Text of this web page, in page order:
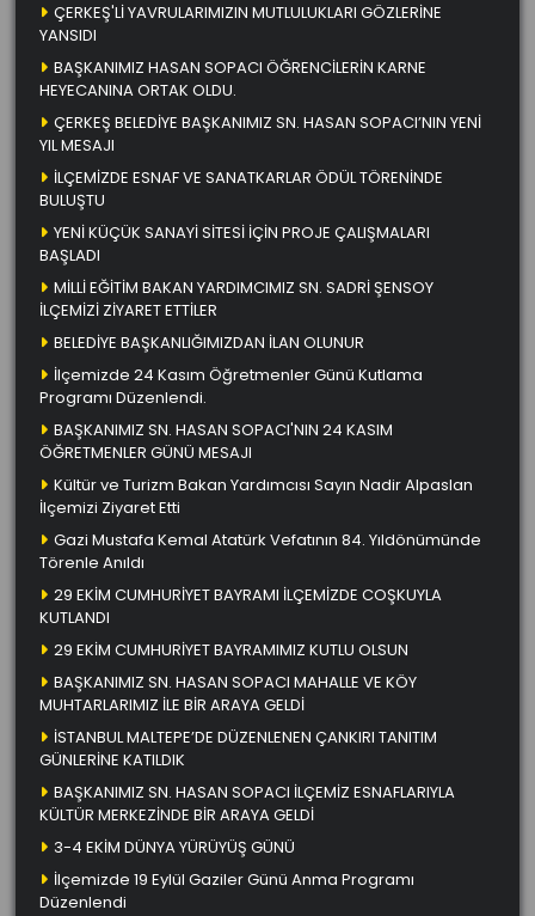
ÇERKEŞ'Lİ YAVRULARIMIZIN MUTLULUKLARI GÖZLERİNE
YANSIDI
BAŞKANIMIZ HASAN SOPACI ÖĞRENCİLERİN KARNE
HEYECANINA ORTAK OLDU.
ÇERKEŞ BELEDİYE BAŞKANIMIZ SN. HASAN SOPACI’NIN YENİ
YIL MESAJI
İLÇEMİZDE ESNAF VE SANATKARLAR ÖDÜL TÖRENİNDE
BULUŞTU
YENİ KÜÇÜK SANAYİ SİTESİ İÇİN PROJE ÇALIŞMALARI
BAŞLADI
MİLLİ EĞİTİM BAKAN YARDIMCIMIZ SN. SADRİ ŞENSOY
İLÇEMİZİ ZİYARET ETTİLER
BELEDİYE BAŞKANLIĞIMIZDAN İLAN OLUNUR
İlçemizde 24 Kasım Öğretmenler Günü Kutlama
Programı Düzenlendi.
BAŞKANIMIZ SN. HASAN SOPACI'NIN 24 KASIM
ÖĞRETMENLER GÜNÜ MESAJI
Kültür ve Turizm Bakan Yardımcısı Sayın Nadir Alpaslan
İlçemizi Ziyaret Etti
Gazi Mustafa Kemal Atatürk Vefatının 84. Yıldönümünde
Törenle Anıldı
29 EKİM CUMHURİYET BAYRAMI İLÇEMİZDE COŞKUYLA
KUTLANDI
29 EKİM CUMHURİYET BAYRAMIMIZ KUTLU OLSUN
BAŞKANIMIZ SN. HASAN SOPACI MAHALLE VE KÖY
MUHTARLARIMIZ İLE BİR ARAYA GELDİ
İSTANBUL MALTEPE’DE DÜZENLENEN ÇANKIRI TANITIM
GÜNLERİNE KATILDIK
BAŞKANIMIZ SN. HASAN SOPACI İLÇEMİZ ESNAFLARIYLA
KÜLTÜR MERKEZİNDE BİR ARAYA GELDİ
3-4 EKİM DÜNYA YÜRÜYÜŞ GÜNÜ
İlçemizde 19 Eylül Gaziler Günü Anma Programı
Düzenlendi